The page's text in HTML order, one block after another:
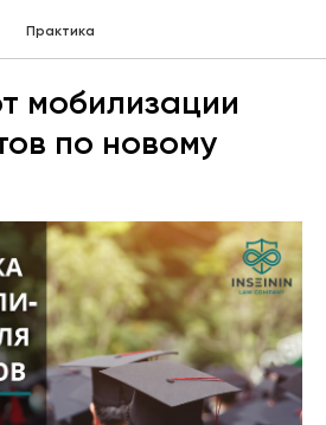
Практика
мобилизации
по новому